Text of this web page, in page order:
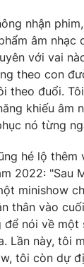
mọi hình thức
Ghi rõ nguồn
này.
nhận
âm nhạc
với vai
theo con
theo đuổi.
khiếu âm
nó từng
hé lộ thêm
2022: "Sau
minishow
thân vào
để nói về một
Lần này, tôi
tôi còn dự